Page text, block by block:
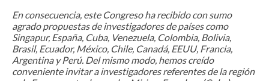
En consecuencia, este Congreso ha recibido con sumo
agrado propuestas de investigadores de países como
Singapur, España, Cuba, Venezuela, Colombia, Bolivia,
Brasil, Ecuador, México, Chile, Canadá, EEUU, Francia,
Argentina y Perú. Del mismo modo, hemos creído
conveniente invitar a investigadores referentes de la región